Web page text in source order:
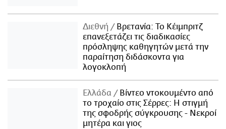
Διεθνή
Βρετανία: Το Κέιμπριτζ
επανεξετάζει τις διαδικασίες
πρόσληψης καθηγητών μετά την
παραίτηση διδάσκοντα για
λογοκλοπή
Ελλάδα
Βίντεο ντοκουμέντο από
το τροχαίο στις Σέρρες: Η στιγμή
της σφοδρής σύγκρουσης - Νεκροί
μητέρα και γιος